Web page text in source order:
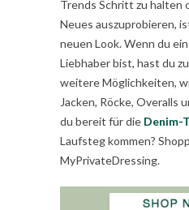
Trends Schritt zu halten
Neues auszuprobieren,
neuen Look. Wenn du
Liebhaber bist, hast du
weitere Möglichkeiten,
Jacken, Röcke, Overalls
du bereit für die Denim-
Laufsteg kommen?
MyPrivateDressing.